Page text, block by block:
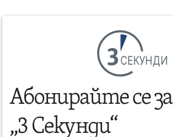
СЕКУНДИ
Абонирайте се за
„3 Секунди“